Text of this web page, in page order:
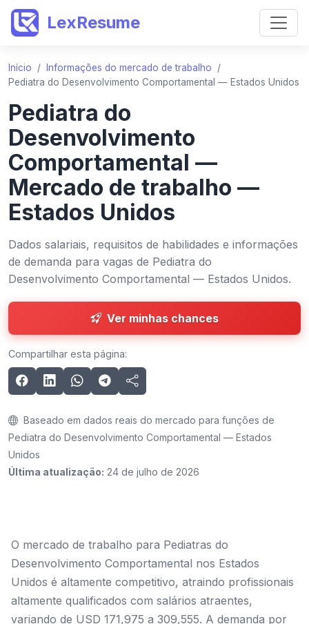
LexResume
Início / Informações do mercado de trabalho
/
Pediatra do Desenvolvimento Comportamental — Estados Unidos
Pediatra do
Desenvolvimento
Comportamental —
Mercado de trabalho —
Estados Unidos
Dados salariais, requisitos de habilidades e informações
de demanda para vagas de Pediatra do
Desenvolvimento Comportamental — Estados Unidos.
Ver minhas chances
Compartilhar esta página:
Baseado em dados reais do mercado para funções de
Pediatra do Desenvolvimento Comportamental — Estados
Unidos
Última atualização: 24 de julho de 2026
O mercado de trabalho para Pediatras do
Desenvolvimento Comportamental nos Estados
Unidos é altamente competitivo, atraindo profissionais
altamente qualificados com salários atraentes,
variando de USD 171,975 a 309,555. A demanda por